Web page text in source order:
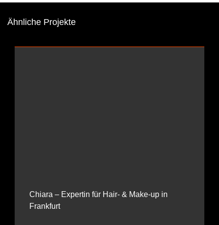
Ähnliche Projekte
Chiara – Expertin für Hair- & Make-up in
Frankfurt